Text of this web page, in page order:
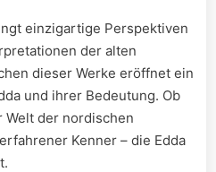
einzigartige Perspektiven
der alten
dieser Werke eröffnet ein
und ihrer Bedeutung. Ob
Welt der nordischen
Kenner – die Edda